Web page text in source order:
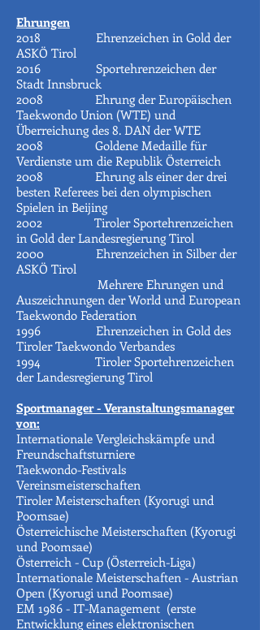
Ehrungen
2018 Ehrenzeichen in Gold der
ASKÖ Tirol
2016 Sportehrenzeichen der
Stadt Innsbruck
2008 Ehrung der Europäischen
Taekwondo Union (WTE) und
Überreichung des 8. DAN der WTE
2008 Goldene Medaille für
Verdienste um die Republik Österreich
2008 Ehrung als einer der drei
besten Referees bei den olympischen
Spielen in Beijing
2002 Tiroler Sportehrenzeichen
in Gold der Landesregierung Tirol
2000 Ehrenzeichen in Silber der
ASKÖ Tirol
Mehrere Ehrungen und
Auszeichnungen der World und European
Taekwondo Federation
1996 Ehrenzeichen in Gold des
Tiroler Taekwondo Verbandes
1994 Tiroler Sportehrenzeichen
der Landesregierung Tirol
Sportmanager - Veranstaltungsmanager
von:
Internationale Vergleichskämpfe und
Freundschaftsturniere
Taekwondo-Festivals
Vereinsmeisterschaften
Tiroler Meisterschaften (Kyorugi und
Po0msae)
Österreichische Meisterschaften (Kyorugi
und Poomsae)
Österreich - Cup (Österreich-Liga)
Internationale Meisterschaften - Austrian
Open (Kyorugi und Poomsae)
EM 1986 - IT-Management (erste
Entwicklung eines elektronischen